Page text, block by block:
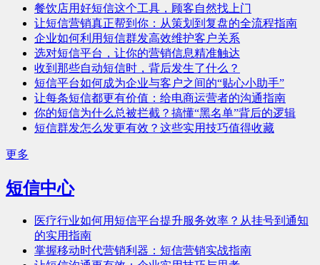
餐饮店用好短信这个工具，顾客自然找上门
让短信营销真正帮到你：从策划到复盘的全流程指南
企业如何利用短信群发高效维护客户关系
选对短信平台，让你的营销信息精准触达
收到那些自动短信时，背后发生了什么？
短信平台如何成为企业与客户之间的“贴心小助手”
让每条短信都更有价值：给电商运营者的沟通指南
你的短信为什么总被拦截？搞懂“黑名单”背后的逻辑
短信群发怎么发更有效？这些实用技巧值得收藏
更多
短信中心
医疗行业如何用短信平台提升服务效率？从挂号到通知
的实用指南
掌握移动时代营销利器：短信营销实战指南